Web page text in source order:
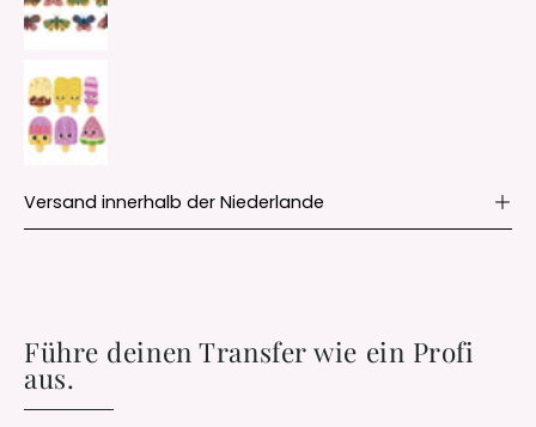
Versand innerhalb der Niederlande
Führe deinen Transfer wie ein Profi
aus.